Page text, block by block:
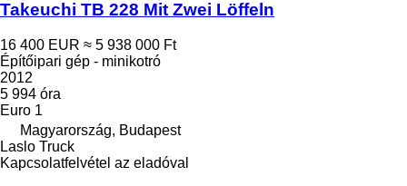
Takeuchi TB 228 Mit Zwei Löffeln
16 400 EUR ≈ 5 938 000 Ft
Építőipari gép - minikotró
2012
5 994 óra
Euro 1
Magyarország, Budapest
Laslo Truck
Kapcsolatfelvétel az eladóval